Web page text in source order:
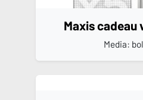
Maxis cadeau
Media: